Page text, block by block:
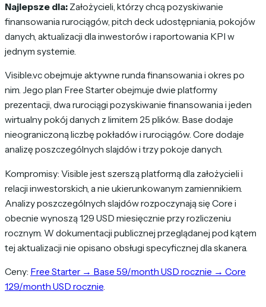
Najlepsze dla: Założycieli, którzy chcą pozyskiwanie
finansowania rurociągów, pitch deck udostępniania, pokojów
danych, aktualizacji dla inwestorów i raportowania KPI w
jednym systemie.
Visible.vc obejmuje aktywne runda finansowania i okres po
nim. Jego plan Free Starter obejmuje dwie platformy
prezentacji, dwa rurociągi pozyskiwanie finansowania i jeden
wirtualny pokój danych z limitem 25 plików. Base dodaje
nieograniczoną liczbę pokładów i rurociągów. Core dodaje
analizę poszczególnych slajdów i trzy pokoje danych.
Kompromisy: Visible jest szerszą platformą dla założycieli i
relacji inwestorskich, a nie ukierunkowanym zamiennikiem.
Analizy poszczególnych slajdów rozpoczynają się Core i
obecnie wynoszą 129 USD miesięcznie przy rozliczeniu
rocznym. W dokumentacji publicznej przeglądanej pod kątem
tej aktualizacji nie opisano obsługi specyficznej dla skanera.
Ceny: Free Starter → Base 59/month USD rocznie → Core
129/month USD rocznie.